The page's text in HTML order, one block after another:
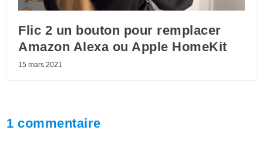
Flic 2 un bouton pour remplacer
Amazon Alexa ou Apple HomeKit
15 mars 2021
1 commentaire